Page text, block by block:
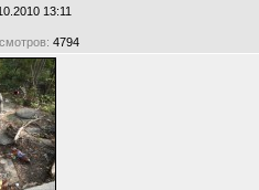
13:11
4794